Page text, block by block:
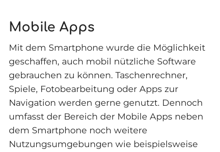
Mobile Apps
Mit dem Smartphone wurde die Möglichkeit
geschaffen, auch mobil nützliche Software
gebrauchen zu können. Taschenrechner,
Spiele, Fotobearbeitung oder Apps zur
Navigation werden gerne genutzt. Dennoch
umfasst der Bereich der Mobile Apps neben
dem Smartphone noch weitere
Nutzungsumgebungen wie beispielsweise